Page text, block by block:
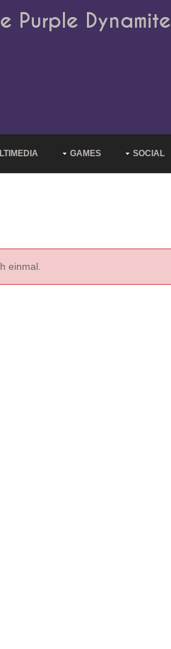
Purple Dynamite
GAMES SOCIAL
einmal.